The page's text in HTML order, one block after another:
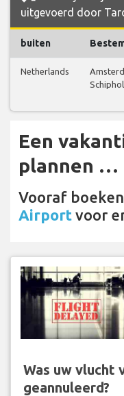
uitgevoerd door
buiten
Netherlands
Schiphol
Een
plannen …
Vooraf boeken
Airport voor
Was uw vlucht
geannuleerd?